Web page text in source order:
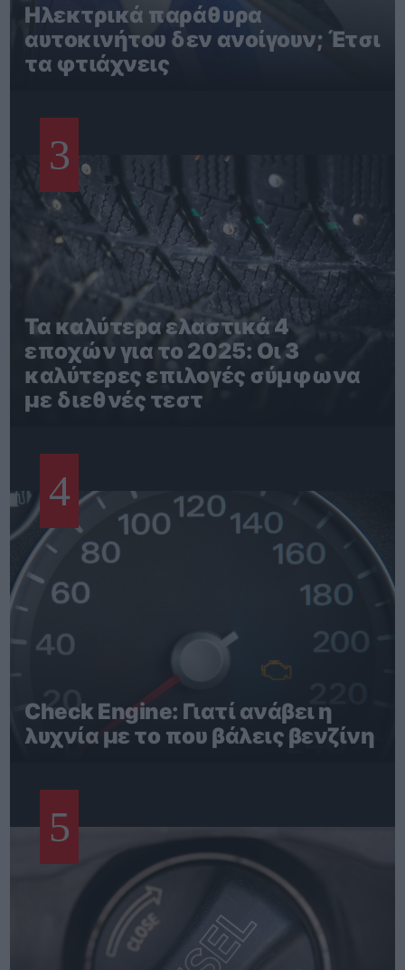
Ηλεκτρικά παράθυρα
αυτοκινήτου δεν ανοίγουν; Έτσι
τα φτιάχνεις
3
Τα καλύτερα ελαστικά 4
εποχών για το 2025: Οι 3
καλύτερες επιλογές σύμφωνα
με διεθνές τεστ
4
Check Engine: Γιατί ανάβει η
λυχνία με το που βάλεις βενζίνη
5